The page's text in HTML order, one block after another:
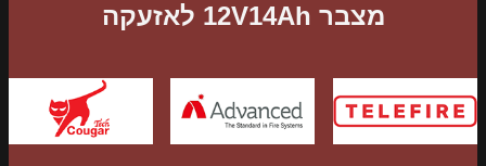
מצבר 12V14Ah לאזעקה